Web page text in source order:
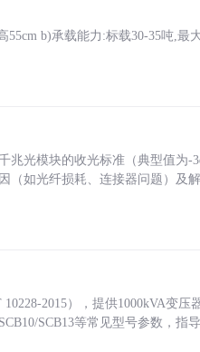
55cm b)承载能力:标载30-35吨,最
光模块的收光标准（典型值为-
（如光纤损耗、连接器问题）及
2015），提供1000kVA变压
SCB13等常见型号参数，指